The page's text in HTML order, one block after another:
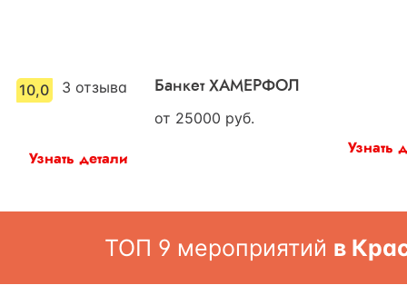
10,0 3 отзыва
Узнать детали
Банкет ХАМЕРФОЛ
от 25000 руб.
Узнать
ТОП 9 мероприятий в